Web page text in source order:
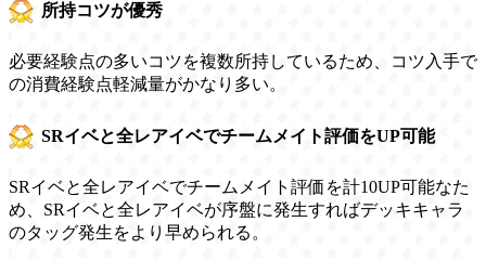
所持コツが優秀
必要経験点の多いコツを複数所持しているため、コツ入手で
の消費経験点軽減量がかなり多い。
SRイベと全レアイベでチームメイト評価をUP可能
SRイベと全レアイベでチームメイト評価を計10UP可能なた
め、SRイベと全レアイベが序盤に発生すればデッキキャラ
のタッグ発生をより早められる。